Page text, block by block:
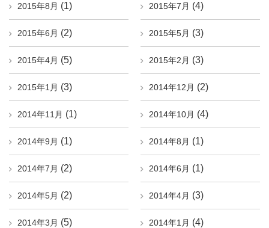
2015年8月 (1) 2015年7月 (4)
2015年6月 (2) 2015年5月 (3)
2015年4月 (5) 2015年2月 (3)
2015年1月 (3) 2014年12月 (2)
2014年11月 (1) 2014年10月 (4)
2014年9月 (1) 2014年8月 (1)
2014年7月 (2) 2014年6月 (1)
2014年5月 (2) 2014年4月 (3)
2014年3月 (5) 2014年1月 (4)